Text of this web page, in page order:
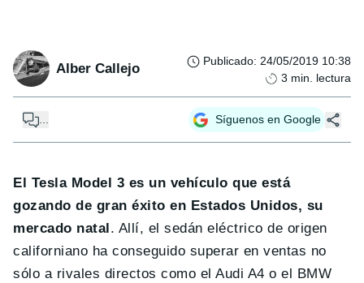
Alber Callejo Publicado: 24/05/2019 10:38
3 min. lectura
... Síguenos en Google
El Tesla Model 3 es un vehículo que está
gozando de gran éxito en Estados Unidos, su
mercado natal . Allí, el sedán eléctrico de origen
californiano ha conseguido superar en ventas no
sólo a rivales directos como el Audi A4 o el BMW